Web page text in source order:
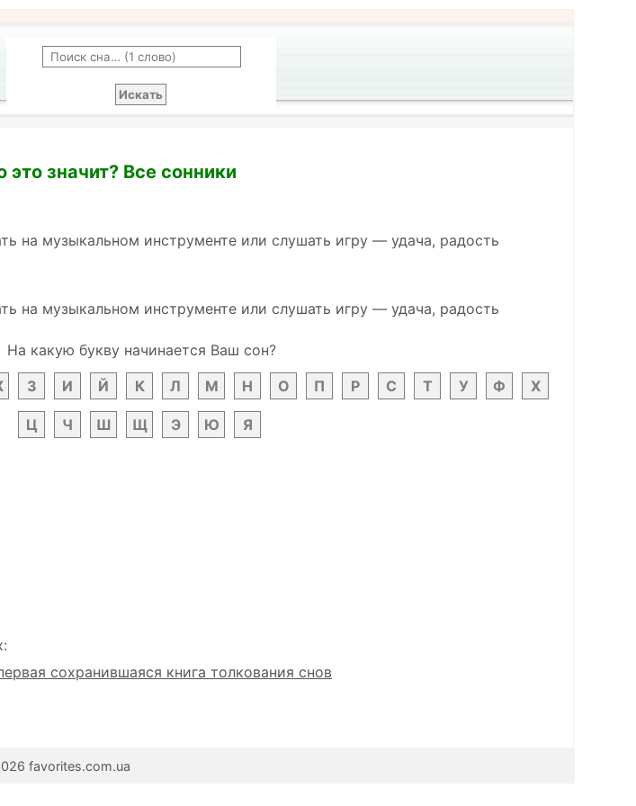
значит? Все сонники
на музыкальном инструменте или слушать игру — удача, радость
на музыкальном инструменте или слушать игру — удача, радость
На какую букву начинается Ваш сон?
З И Й К Л М Н О П Р С Т У Ф Х
Ц Ч Ш Щ Э Ю Я
сохранившаяся книга толкования снов
favorites.com.ua